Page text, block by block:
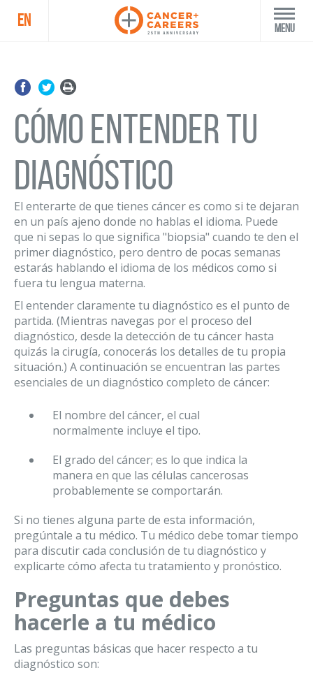
EN Menu
Cómo entender tu
diagnóstico
El enterarte de que tienes cáncer es como si te dejaran
en un país ajeno donde no hablas el idioma. Puede
que ni sepas lo que significa "biopsia" cuando te den el
primer diagnóstico, pero dentro de pocas semanas
estarás hablando el idioma de los médicos como si
fuera tu lengua materna.
El entender claramente tu diagnóstico es el punto de
partida. (Mientras navegas por el proceso del
diagnóstico, desde la detección de tu cáncer hasta
quizás la cirugía, conocerás los detalles de tu propia
situación.) A continuación se encuentran las partes
esenciales de un diagnóstico completo de cáncer:
El nombre del cáncer, el cual
normalmente incluye el tipo.
El grado del cáncer; es lo que indica la
manera en que las células cancerosas
probablemente se comportarán.
Si no tienes alguna parte de esta información,
pregúntale a tu médico. Tu médico debe tomar tiempo
para discutir cada conclusión de tu diagnóstico y
explicarte cómo afecta tu tratamiento y pronóstico.
Preguntas que debes
hacerle a tu médico
Las preguntas básicas que hacer respecto a tu
diagnóstico son: